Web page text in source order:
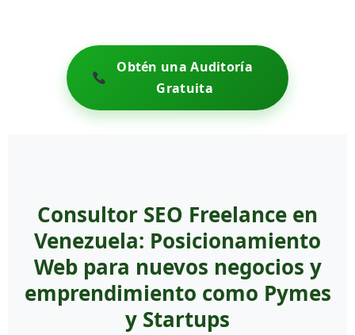
Obtén una Auditoría
Gratuita
Consultor SEO Freelance en
Venezuela: Posicionamiento
Web para nuevos negocios y
emprendimiento como Pymes
y Startups